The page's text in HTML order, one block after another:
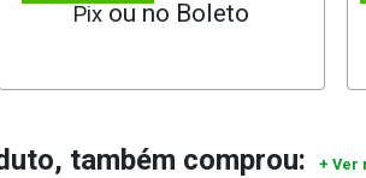
Pix
também comprou: